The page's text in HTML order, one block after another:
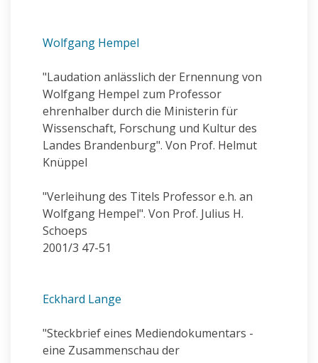
Wolfgang Hempel
"Laudation anlässlich der Ernennung von
Wolfgang HempeI zum Professor
ehrenhalber durch die Ministerin für
Wissenschaft, Forschung und Kultur des
Landes Brandenburg". Von Prof. Helmut
Knüppel
"Verleihung des Titels Professor e.h. an
Wolfgang Hempel". Von Prof. Julius H.
Schoeps
2001/3 47-51
Eckhard Lange
"Steckbrief eines Mediendokumentars -
eine Zusammenschau der